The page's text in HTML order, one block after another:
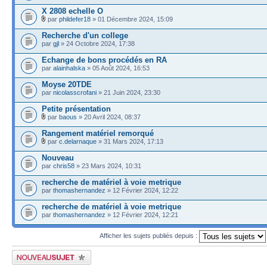
X 2808 echelle O
par phildefer18 » 01 Décembre 2024, 15:09
Recherche d'un college
par gjl » 24 Octobre 2024, 17:38
Echange de bons procédés en RA
par alainhalska » 05 Août 2024, 16:53
Moyse 20TDE
par nicolasscrofani » 21 Juin 2024, 23:30
Petite présentation
par baous » 20 Avril 2024, 08:37
Rangement matériel remorqué
par c.delarnaque » 31 Mars 2024, 17:13
Nouveau
par chris58 » 23 Mars 2024, 10:31
recherche de matériel à voie metrique
par thomashernandez » 12 Février 2024, 12:22
recherche de matériel à voie metrique
par thomashernandez » 12 Février 2024, 12:21
Afficher les sujets publiés depuis :
Publier un nouveau sujet